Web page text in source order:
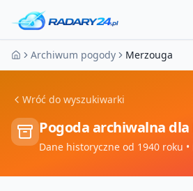
Strona główna
Archiwum pogody Merzouga
Wróć do wyszukiwarki
Pogoda archiwalna dla
Dane historyczne od 1940 roku